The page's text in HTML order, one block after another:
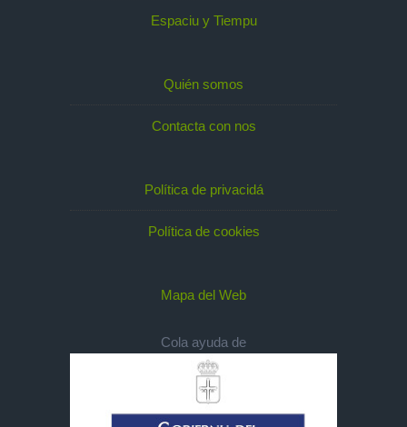
Espaciu y Tiempu
Quién somos
Contacta con nos
Política de privacidá
Política de cookies
Mapa del Web
Cola ayuda de